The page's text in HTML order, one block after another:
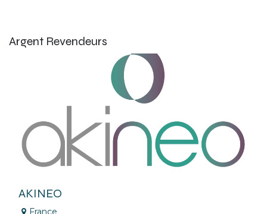
Argent Revendeurs
AKINEO
France